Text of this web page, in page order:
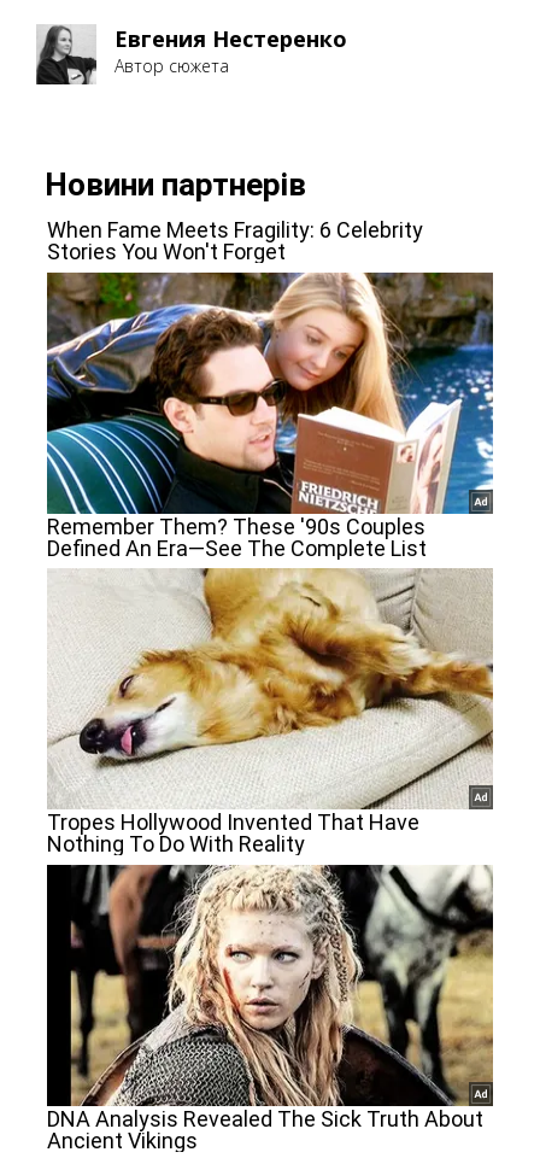
Евгения Нестеренко
Автор сюжета